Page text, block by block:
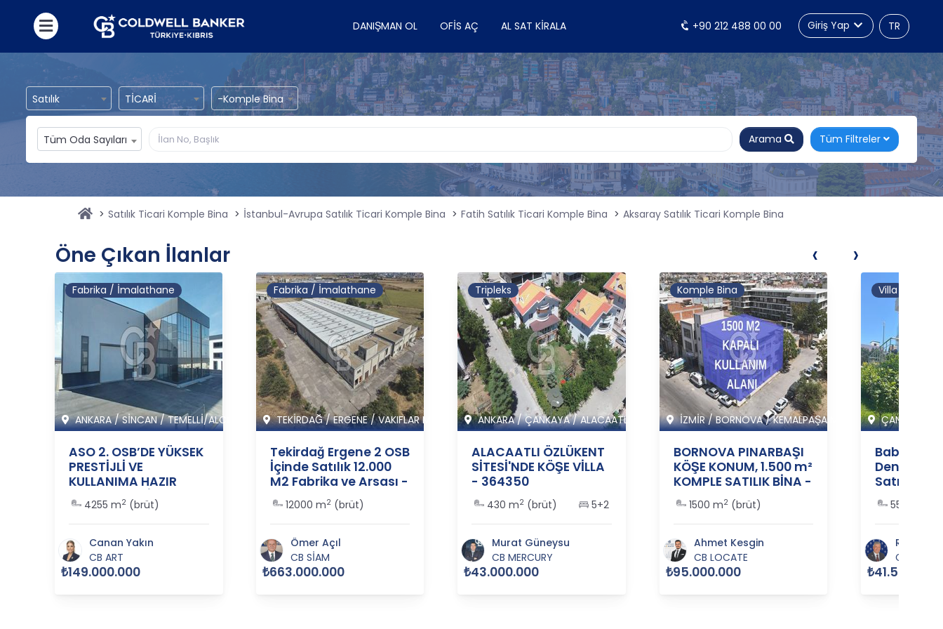
TR
DANIŞMAN OL OFIS AÇ AL SAT KIRALA +90 212 488 00 00 Giriş Yap
Satılık TİCARİ -Komple Bina
Tüm Oda Sayıları Arama Tüm Filtreler
Satılık Ticari Komple Bina İstanbul-Avrupa Satılık Ticari Komple Bina Fatih Satılık Ticari Komple Bina Aksaray Satılık Ticari Komple Bina
Öne Çıkan İlanlar
Fabrika / İmalathane
ANKARA/SİNCAN/TEMELLİ/ALCI M
ASO 2. OSB’DE YÜKSEK
PRESTİJLİ VE
KULLANIMA HAZIR
SATILIK FABRİKA
BİNASI - 365517
4255 m2(brüt)
Canan Yakın
CB ART
₺149.000.000
Fabrika / İmalathane
TEKİRDAĞ/ERGENE/VAKIFLAR M
Tekirdağ Ergene 2 OSB
İçinde Satılık 12.000
M2 Fabrika ve Arsası -
364485
12000 m2 (brüt)
Ömer Açıl
CB SİAM
₺663.000.000
Tripleks
ANKARA/ÇANKAYA/ALACAATLI
ALACAATLI ÖZLÜKENT
SİTESİ'NDE KÖŞE VİLLA
- 364350
430 m2 (brüt) 5+2
Murat Güneysu
CB MERCURY
₺43.000.000
Komple Bina
İZMİR/BORNOVA/KEMALPAŞA M
BORNOVA PINARBAŞI
KÖŞE KONUM, 1.500 m²
KOMPLE SATILIK BİNA -
364281
1500 m2(brüt)
Ahmet Kesgin
CB LOCATE
₺95.000.000
Villa
ÇANAKKALE
Babakale
Denize
Satılık
364037
550 m
Reşat
CB REAL
₺41.500.000
‹ ›